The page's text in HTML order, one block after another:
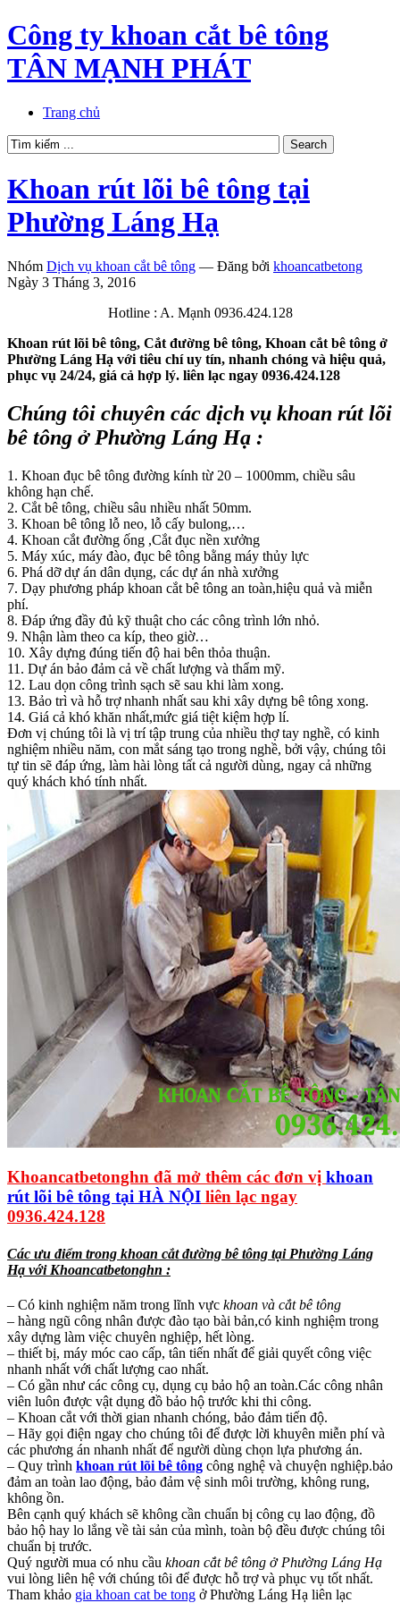
Công ty khoan cắt bê tông
TÂN MẠNH PHÁT
Trang chủ
Khoan rút lõi bê tông tại
Phường Láng Hạ
Nhóm Dịch vụ khoan cắt bê tông — Đăng bởi khoancatbetong
Ngày 3 Tháng 3, 2016
Hotline : A. Mạnh 0936.424.128
Khoan rút lõi bê tông, Cắt đường bê tông, Khoan cắt bê tông ở
Phường Láng Hạ với tiêu chí uy tín, nhanh chóng và hiệu quả,
phục vụ 24/24, giá cả hợp lý. liên lạc ngay 0936.424.128
Chúng tôi chuyên các dịch vụ khoan rút lõi
bê tông ở Phường Láng Hạ :
1. Khoan đục bê tông đường kính từ 20 – 1000mm, chiều sâu
không hạn chế.
2. Cắt bê tông, chiều sâu nhiều nhất 50mm.
3. Khoan bê tông lỗ neo, lỗ cấy bulong,…
4. Khoan cắt đường ống ,Cắt đục nền xưởng
5. Máy xúc, máy đào, đục bê tông bằng máy thủy lực
6. Phá dỡ dự án dân dụng, các dự án nhà xưởng
7. Dạy phương pháp khoan cắt bê tông an toàn,hiệu quả và miễn
phí.
8. Đáp ứng đầy đủ kỹ thuật cho các công trình lớn nhỏ.
9. Nhận làm theo ca kíp, theo giờ…
10. Xây dựng đúng tiến độ hai bên thỏa thuận.
11. Dự án bảo đảm cả về chất lượng và thẩm mỹ.
12. Lau dọn công trình sạch sẽ sau khi làm xong.
13. Bảo trì và hỗ trợ nhanh nhất sau khi xây dựng bê tông xong.
14. Giá cả khó khăn nhất,mức giá tiệt kiệm hợp lí.
Đơn vị chúng tôi là vị trí tập trung của nhiều thợ tay nghề, có kinh
nghiệm nhiều năm, con mắt sáng tạo trong nghề, bởi vậy, chúng tôi
tự tin sẽ đáp ứng, làm hài lòng tất cả người dùng, ngay cả những
quý khách khó tính nhất.
Khoancatbetonghn đã mở thêm các đơn vị khoan
rút lõi bê tông tại HÀ NỘI liên lạc ngay
0936.424.128
Các ưu điểm trong khoan cắt đường bê tông tại Phường Láng
Hạ với Khoancatbetonghn :
– Có kinh nghiệm năm trong lĩnh vực khoan và cắt bê tông
– hàng ngũ công nhân được đào tạo bài bản,có kinh nghiệm trong
xây dựng làm việc chuyên nghiệp, hết lòng.
– thiết bị, máy móc cao cấp, tân tiến nhất để giải quyết công việc
nhanh nhất với chất lượng cao nhất.
– Có gần như các công cụ, dụng cụ bảo hộ an toàn.Các công nhân
viên luôn được vật dụng đồ bảo hộ trước khi thi công.
– Khoan cắt với thời gian nhanh chóng, bảo đảm tiến độ.
– Hãy gọi điện ngay cho chúng tôi để được lời khuyên miễn phí và
các phương án nhanh nhất để người dùng chọn lựa phương án.
– Quy trình khoan rút lõi bê tông công nghệ và chuyện nghiệp.bảo
đảm an toàn lao động, bảo đảm vệ sinh môi trường, không rung,
không ồn.
Bên cạnh quý khách sẽ không cần chuẩn bị công cụ lao động, đồ
bảo hộ hay lo lắng về tài sản của mình, toàn bộ đều được chúng tôi
chuẩn bị trước.
Quý người mua có nhu cầu khoan cắt bê tông ở Phường Láng Hạ
vui lòng liên hệ với chúng tôi để được hỗ trợ và phục vụ tốt nhất.
Tham khảo gia khoan cat be tong ở Phường Láng Hạ liên lạc